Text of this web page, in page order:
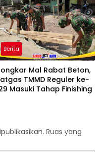
Berita
Mal Rabat Beton,
TMMD Reguler ke-
Masuki Tahap Finishing
Ruas yang